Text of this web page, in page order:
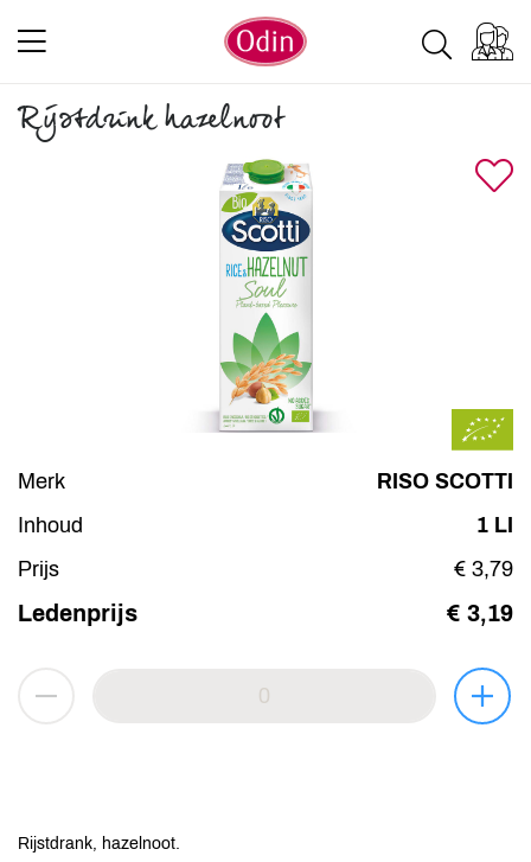
Rijstdrink hazelnoot
Merk
RISO SCOTTI
Inhoud
1 LI
Prijs
€ 3,79
Ledenprijs € 3,19
Rijstdrank, hazelnoot.